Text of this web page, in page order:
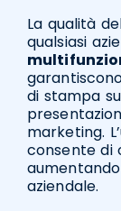
La qualità
qualsiasi
di stampa
marketing.
consente di
aziendale.